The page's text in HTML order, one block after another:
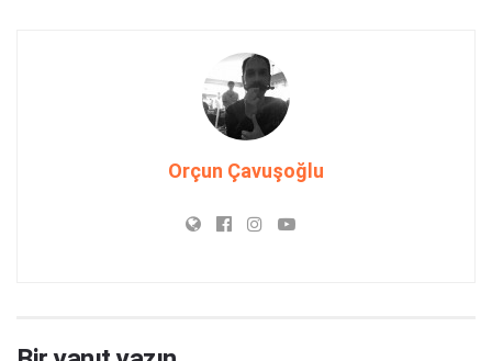
Orçun Çavuşoğlu